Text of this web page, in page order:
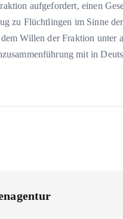
aufgefordert, einen
zu Flüchtlingen im Sinne
Willen der Fraktion unter
mit in